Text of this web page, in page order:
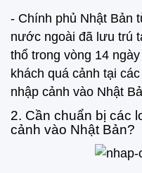
- Chính phủ Nhật Bản
nước ngoài đã lưu trú
thổ trong vòng 14
khách quá cảnh tại
nhập cảnh vào Nhật
2. Cần chuẩn bị các
cảnh vào Nhật Bản?